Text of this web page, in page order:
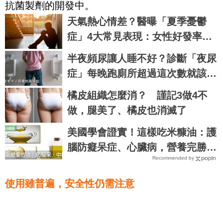
抗菌製劑的開發中。
天氣熱心情差？醫曝「夏季憂鬱
症」4大常見表現：女性好發率多4
倍
半夜頻尿讓人睡不好？診斷「夜尿
症」每晚跑廁所超過這次數就該注
意！
橘皮組織怎麼消？ 謹記3做4不
做，腿美了、橘皮也消滅了
美國學會證實！這樣吃米糠油：護
腦防癡呆症、心臟病，營養完勝椰
子油｜每日健康 HealthRecommended by
使用雖普遍，安全性仍需注意